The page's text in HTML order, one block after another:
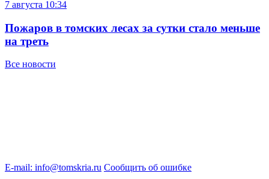
7 августа 10:34
Пожаров в томских лесах за сутки стало меньше
на треть
Все новости
E-mail: info@tomskria.ru Сообщить об ошибке